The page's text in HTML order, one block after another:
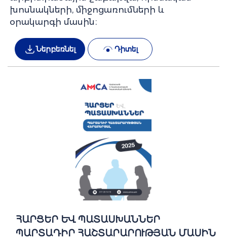
խոսնակների, միջոցառումների և
օրակարգի մասին։
Ներբեռնել Դիտել
ՀԱՐՑԵՐ ԵՎ ՊԱՏԱՍԽԱՆՆԵՐ
ՊԱՐՏԱԴԻՐ ՀԱՇՏԱՐԱՐՈՒԹՅԱՆ ՄԱՍԻՆ